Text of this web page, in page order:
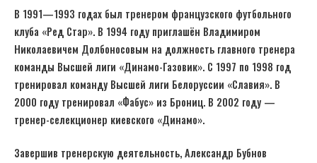
В 1991—1993 годах был тренером французского футбольного
клуба «Ред Стар». В 1994 году приглашён Владимиром
Николаевичем Долбоносовым на должность главного тренера
команды Высшей лиги «Динамо-Газовик». С 1997 по 1998 год
тренировал команду Высшей лиги Белоруссии «Славия». В
2000 году тренировал «Фабус» из Брониц. В 2002 году —
тренер-селекционер киевского «Динамо».
Завершив тренерскую деятельность, Александр Бубнов